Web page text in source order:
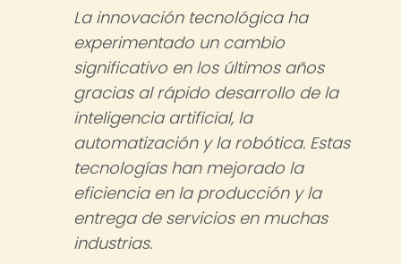
La innovación tecnológica ha
experimentado un cambio
significativo en los últimos años
gracias al rápido desarrollo de la
inteligencia artificial, la
automatización y la robótica. Estas
tecnologías han mejorado la
eficiencia en la producción y la
entrega de servicios en muchas
industrias.